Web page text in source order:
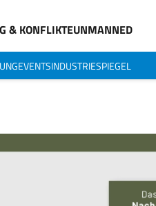
& KONFLIKTEUNMANNED
EVENTSINDUSTRIESPIEGEL